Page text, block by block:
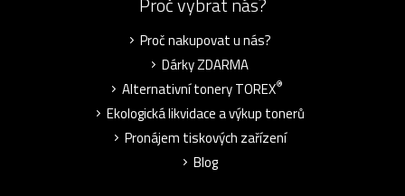
Proč nakupovat u nás?
Dárky ZDARMA
Alternativní tonery TOREX®
Ekologická likvidace a výkup tonerů
Pronájem tiskových zařízení
Blog